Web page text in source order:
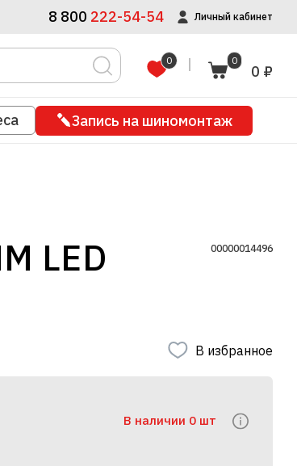
8 800 222-54-54 Личный кабинет
0 0
0 ₽
Запись на шиномонтаж
LED
00000014496
В избранное
В наличии 0 шт